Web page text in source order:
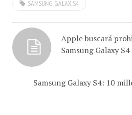
hoy EN VIVO, en eXclusiva
Samsung Galaxy S4